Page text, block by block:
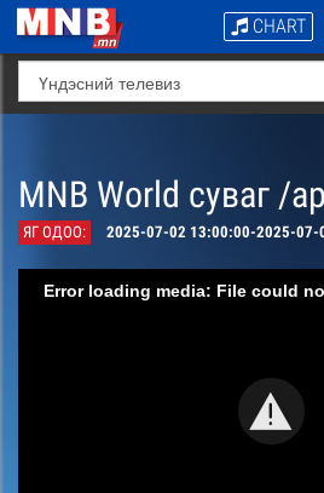
CHART
MNB World суваг /
ЯГ ОДОО: 2025-07-02 13:00:00-2025-07-
Error loading media: File could